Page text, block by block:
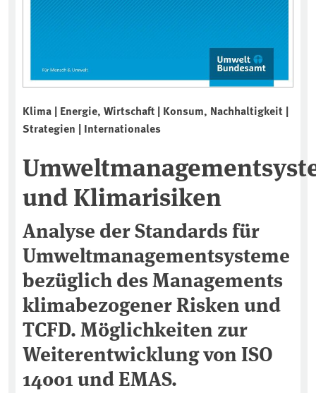
Klima | Energie, Wirtschaft | Konsum, Nachhaltigkeit |
Strategien | Internationales
und Klimarisiken
Analyse der Standards für
Umweltmanagementsysteme
bezüglich des Managements
klimabezogener Risken und
TCFD. Möglichkeiten zur
Weiterentwicklung von ISO
14001 und EMAS.